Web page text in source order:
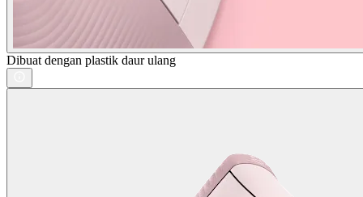
Dibuat dengan plastik daur ulang